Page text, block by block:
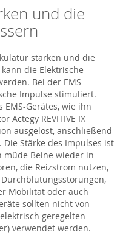
und die
stärken und die
die Elektrische
Bei der EMS
Impulse stimuliert.
Gerätes, wie ihn
Actegy REVITIVE IX
ausgelöst, anschließend
Stärke des Impulses ist
müde Beine wieder in
die Reizstrom nutzen,
Mobilität oder auch
sollten nicht von
geregelten
verwendet werden.